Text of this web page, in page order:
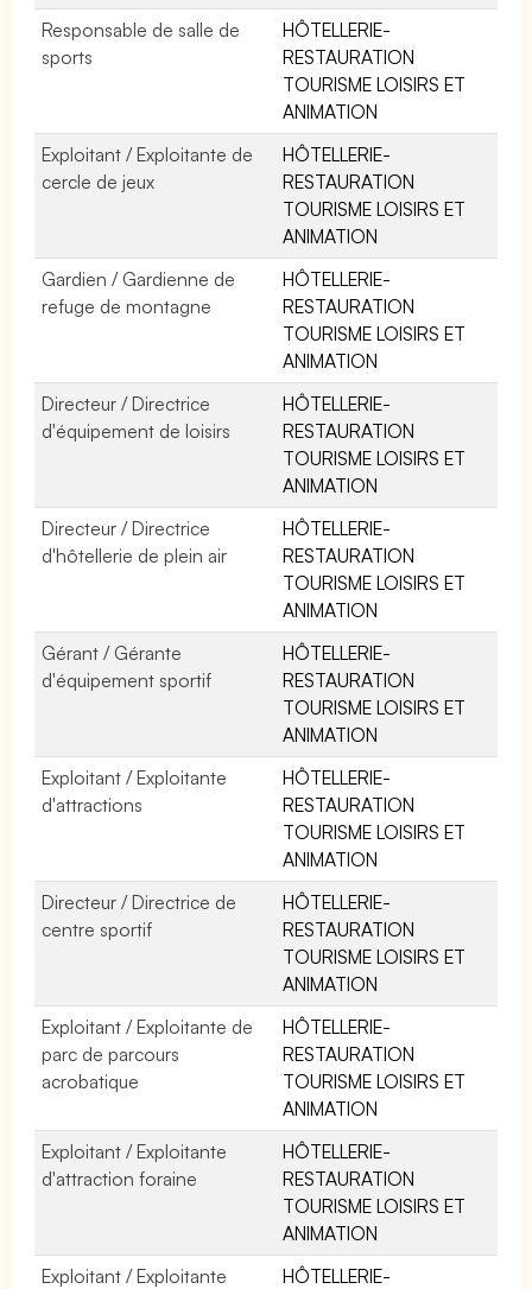
Responsable de salle de
sports
HÔTELLERIE-
RESTAURATION
TOURISME LOISIRS ET
ANIMATION
Exploitant / Exploitante de
cercle de jeux
HÔTELLERIE-
RESTAURATION
TOURISME LOISIRS ET
ANIMATION
Gardien / Gardienne de
refuge de montagne
HÔTELLERIE-
RESTAURATION
TOURISME LOISIRS ET
ANIMATION
Directeur / Directrice
d'équipement de loisirs
HÔTELLERIE-
RESTAURATION
TOURISME LOISIRS ET
ANIMATION
Directeur / Directrice
d'hôtellerie de plein air
HÔTELLERIE-
RESTAURATION
TOURISME LOISIRS ET
ANIMATION
Gérant / Gérante
d'équipement sportif
HÔTELLERIE-
RESTAURATION
TOURISME LOISIRS ET
ANIMATION
Exploitant / Exploitante
d'attractions
HÔTELLERIE-
RESTAURATION
TOURISME LOISIRS ET
ANIMATION
Directeur / Directrice de
centre sportif
HÔTELLERIE-
RESTAURATION
TOURISME LOISIRS ET
ANIMATION
Exploitant / Exploitante de
parc de parcours
acrobatique
HÔTELLERIE-
RESTAURATION
TOURISME LOISIRS ET
ANIMATION
Exploitant / Exploitante
d'attraction foraine
HÔTELLERIE-
RESTAURATION
TOURISME LOISIRS ET
ANIMATION
Exploitant / Exploitante
HÔTELLERIE-